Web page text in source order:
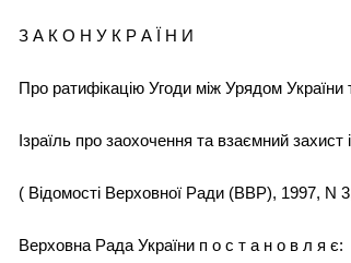
З А К О Н У К Р А Ї Н И
Про ратифікацію Угоди між Урядом
Ізраїль про заохочення та взаємний захист
( Відомості Верховної Ради (ВВР), 1997, N
Верховна Рада України п о с т а н о в л я є: